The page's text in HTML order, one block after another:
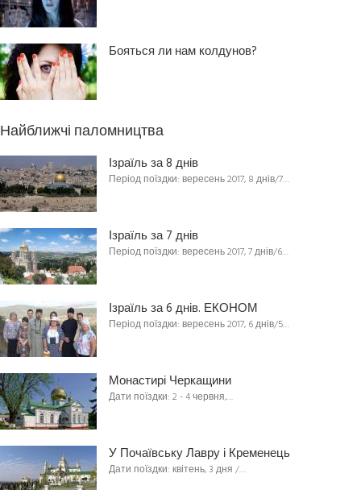
Бояться ли нам колдунов?
Найближчі паломництва
Ізраїль за 8 днів
Період поїздки: вересень 2017, 8 днів/7…
Ізраїль за 7 днів
Період поїздки: вересень 2017, 7 днів/6…
Ізраїль за 6 днів. ЕКОНОМ
Період поїздки: вересень 2017, 6 днів/5…
Монастирі Черкащини
Дати поїздки: 2 - 4 червня,…
У Почаївську Лавру і Кременець
Дати поїздки: квітень, 3 дня /…